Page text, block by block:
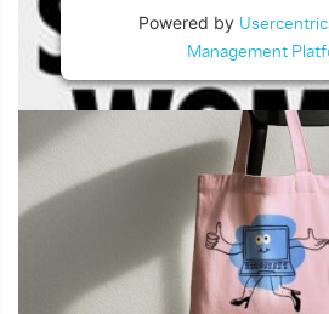
Powered by
Management